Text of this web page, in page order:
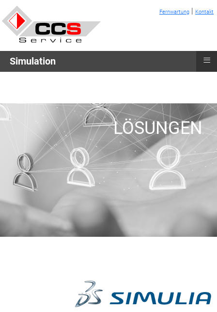
Fernwartung | Kontakt
Simulation ≡
LÖSUNGEN